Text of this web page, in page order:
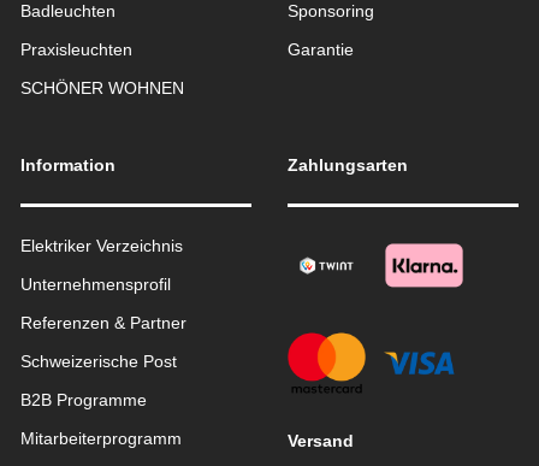
Badleuchten
Praxisleuchten
SCHÖNER WOHNEN
Sponsoring
Garantie
Information
Elektriker Verzeichnis
Unternehmensprofil
Referenzen & Partner
Schweizerische Post
B2B Programme
Mitarbeiterprogramm
Zahlungsarten
Versand